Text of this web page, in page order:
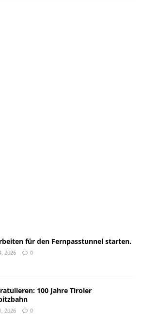
für den Fernpasstunnel starten.
2026 0
100 Jahre Tiroler
2026 0